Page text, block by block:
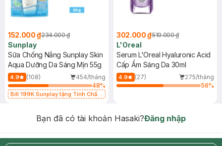
152.000 ₫234.000 ₫
Sunplay
Sữa Chống Nắng Sunplay Skin
Aqua Dưỡng Da Sáng Mịn 55g
4.9 (108)
454/tháng
48%
Bill 199K Sunplay tặng Tinh Chất
302.000 ₫519.000 ₫
L'Oreal
Serum L'Oreal Hyaluronic Acid
Cấp Ẩm Sáng Da 30ml
4.9 (27)
275/tháng
56%
Bạn đã có tài khoản Hasaki?Đăng nhập